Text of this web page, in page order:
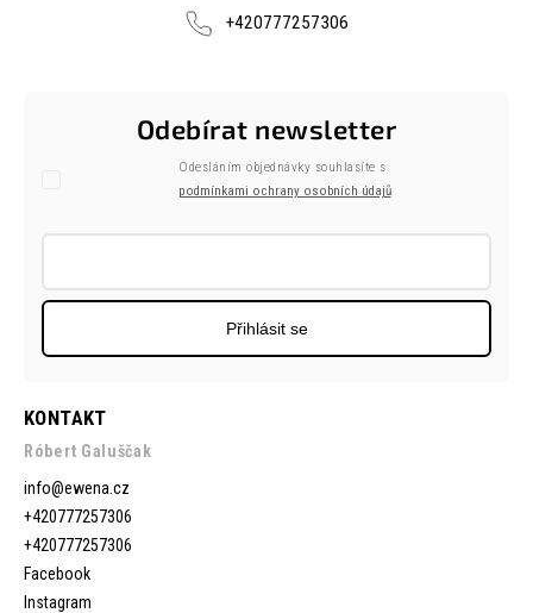
+420777257306
KONTAKT
Róbert Galuščak
info@ewena.cz
+420777257306
+420777257306
Facebook
Instagram
Odebírat newsletter
Odesláním objednávky souhlasíte s
podmínkami ochrany osobních údajů
Přihlásit se